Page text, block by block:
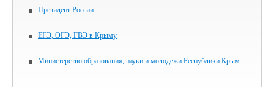
Президент России
ЕГЭ, ОГЭ, ГВЭ в Крыму
Министерство образования, науки и молодежи Республики Крым